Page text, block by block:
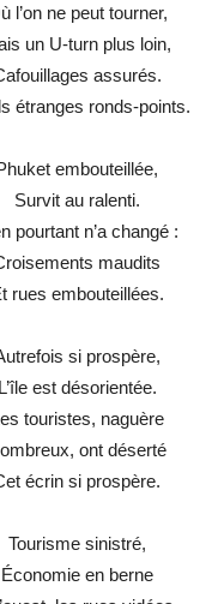
l’on ne peut tourner,
un U-turn plus loin,
assurés.
étranges ronds-points.
embouteillée,
Survit au ralenti.
pourtant n’a changé :
maudits
rues embouteillées.
si prospère,
L’île est désorientée.
touristes, naguère
ont déserté
écrin si prospère.
Tourisme sinistré,
Économie en berne